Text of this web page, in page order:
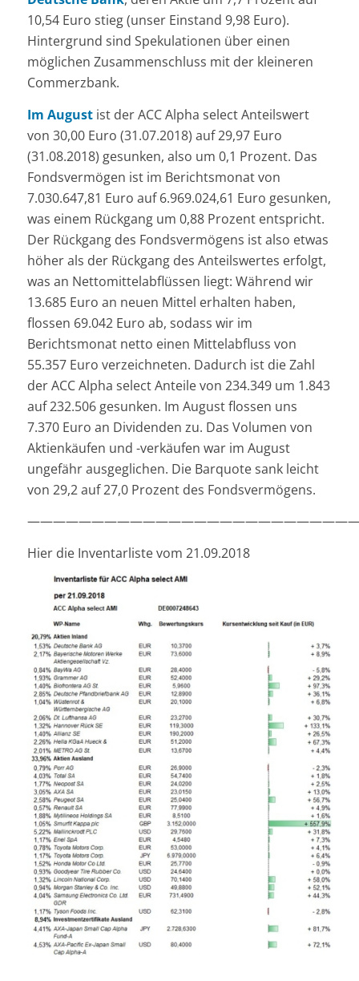
10,54 Euro stieg (unser Einstand 9,98 Euro).
Hintergrund sind Spekulationen über einen
möglichen Zusammenschluss mit der kleineren
Commerzbank.
Im Augustist der ACC Alpha select Anteilswert
von 30,00 Euro (31.07.2018) auf 29,97 Euro
(31.08.2018) gesunken, also um 0,1 Prozent. Das
Fondsvermögen ist im Berichtsmonat von
7.030.647,81 Euro auf 6.969.024,61 Euro gesunken,
was einem Rückgang um 0,88 Prozent entspricht.
Der Rückgang des Fondsvermögens ist also etwas
höher als der Rückgang des Anteilswertes erfolgt,
was an Nettomittelabflüssen liegt: Während wir
13.685 Euro an neuen Mittel erhalten haben,
flossen 69.042 Euro ab, sodass wir im
Berichtsmonat netto einen Mittelabfluss von
55.357 Euro verzeichneten. Dadurch ist die Zahl
der ACC Alpha select Anteile von 234.349 um 1.843
auf 232.506 gesunken. Im August flossen uns
7.370 Euro an Dividenden zu. Das Volumen von
Aktienkäufen und -verkäufen war im August
ungefähr ausgeglichen. Die Barquote sank leicht
von 29,2 auf 27,0 Prozent des Fondsvermögens.
Hier die Inventarliste vom 21.09.2018